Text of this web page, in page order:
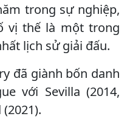
trong sự nghiệp,
vị thế là một trong
lịch sử giải đấu.
đã giành bốn danh
với Sevilla (2014,